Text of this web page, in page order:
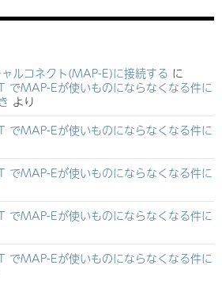
ルコネクト(MAP-E)に接続する に
MAP-Eが使いものにならなくなる件に
より
MAP-Eが使いものにならなくなる件に
MAP-Eが使いものにならなくなる件に
MAP-Eが使いものにならなくなる件に
MAP-Eが使いものにならなくなる件に